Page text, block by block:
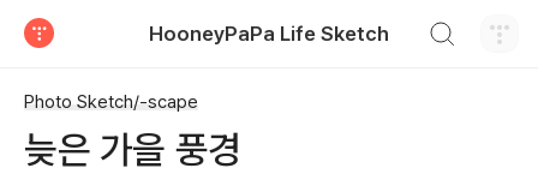
HooneyPaPa Life Sketch
Photo Sketch/-scape
늦은 가을 풍경